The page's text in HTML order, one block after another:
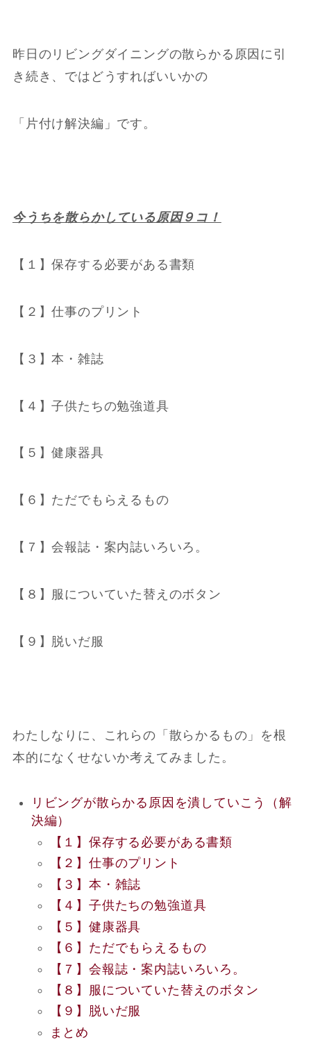
昨日のリビングダイニングの散らかる原因に引
き続き、ではどうすればいいかの
「片付け解決編」です。
今うちを散らかしている原因９コ！
【１】保存する必要がある書類
【２】仕事のプリント
【３】本・雑誌
【４】子供たちの勉強道具
【５】健康器具
【６】ただでもらえるもの
【７】会報誌・案内誌いろいろ。
【８】服についていた替えのボタン
【９】脱いだ服
わたしなりに、これらの「散らかるもの」を根
本的になくせないか考えてみました。
リビングが散らかる原因を潰していこう（解
決編）
【１】保存する必要がある書類
【２】仕事のプリント
【３】本・雑誌
【４】子供たちの勉強道具
【５】健康器具
【６】ただでもらえるもの
【７】会報誌・案内誌いろいろ。
【８】服についていた替えのボタン
【９】脱いだ服
まとめ